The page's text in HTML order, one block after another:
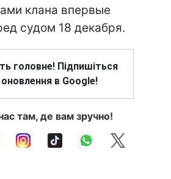
клана впервые
судом 18 декабря.
головне! Підпишіться
в Google!
там, де вам зручно!